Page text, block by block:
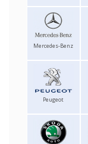
Mercedes-Benz
Peugeot